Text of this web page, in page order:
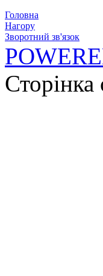
Головна
Нагору
Зворотний зв'язок
Сторінка